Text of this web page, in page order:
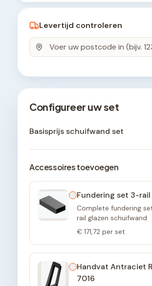
Levertijd controleren
Configureer uw set
Basisprijs schuifwand set
Accessoires toevoegen
Fundering set 3-rail
Complete fundering
rail glazen schuifwand
€ 171,72 per set
Handvat Antraciet
7016